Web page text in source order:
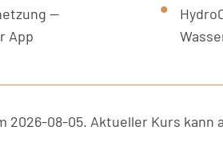
—
App
2026-08-05. Aktueller Kurs kann